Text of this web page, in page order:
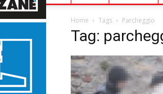
Home Tags Parcheggio
Tag: